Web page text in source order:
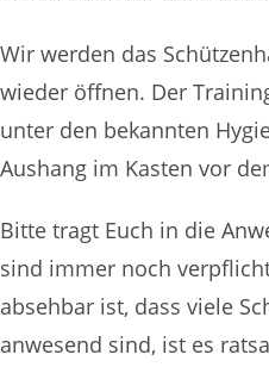
Wir werden das
wieder öffnen. Der
unter den bekannten
Aushang im Kasten vor
Bitte tragt Euch in die
sind immer noch
absehbar ist, dass viele
anwesend sind, ist es